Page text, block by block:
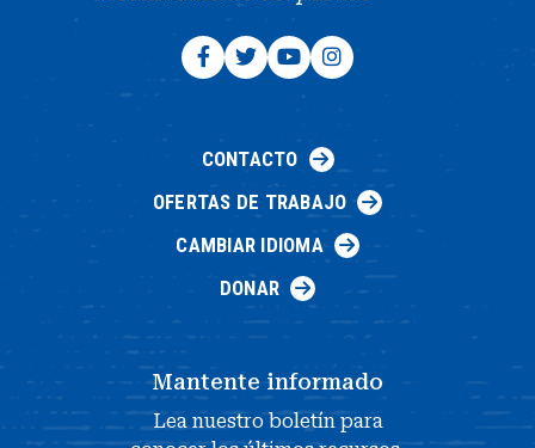
CONTACTO
OFERTAS DE TRABAJO
CAMBIAR IDIOMA
DONAR
Mantente informado
Lea nuestro boletín para